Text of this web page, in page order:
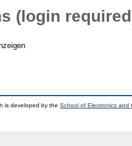
(login
is developed by theSchool of Electronics and